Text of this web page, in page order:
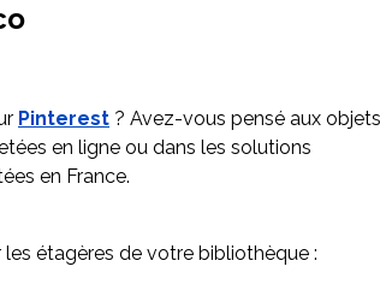
Pinterest ? Avez-vous pensé aux
en ligne ou dans les solutions
en France.
étagères de votre bibliothèque :